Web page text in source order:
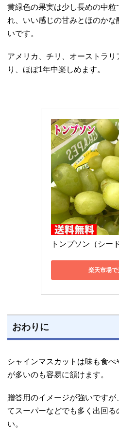
黄緑色の果実は少し長めの中粒
れ、いい感じの甘みとほのか
いです。
アメリカ、チリ、オーストラ
り、ほぼ1年中楽しめます。
トンプソン（シー
楽天市場で
おわりに
シャインマスカットは味も食
が多いのも容易に頷けます。
贈答用のイメージが強いです
てスーパーなどでも多く出回る
い。